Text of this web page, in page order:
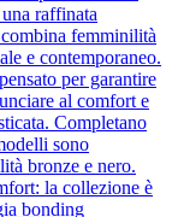
raffinata
femminilità
e contemporaneo.
per garantire
al comfort e
Completano
sono
bronze e nero.
la collezione è
bonding